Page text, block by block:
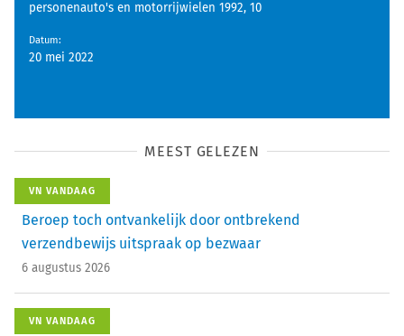
personenauto's en motorrijwielen 1992, 10
Datum:
20 mei 2022
MEEST GELEZEN
VN VANDAAG
Beroep toch ontvankelijk door ontbrekend
verzendbewijs uitspraak op bezwaar
6 augustus 2026
VN VANDAAG